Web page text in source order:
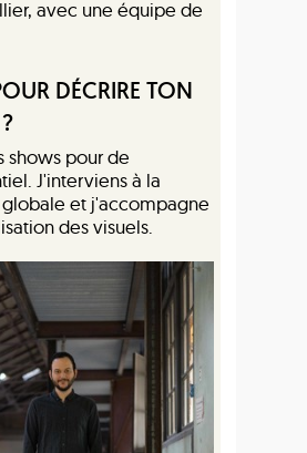
avec une équipe de
DÉCRIRE TON
shows pour de
J'interviens à la
et j'accompagne
des visuels.